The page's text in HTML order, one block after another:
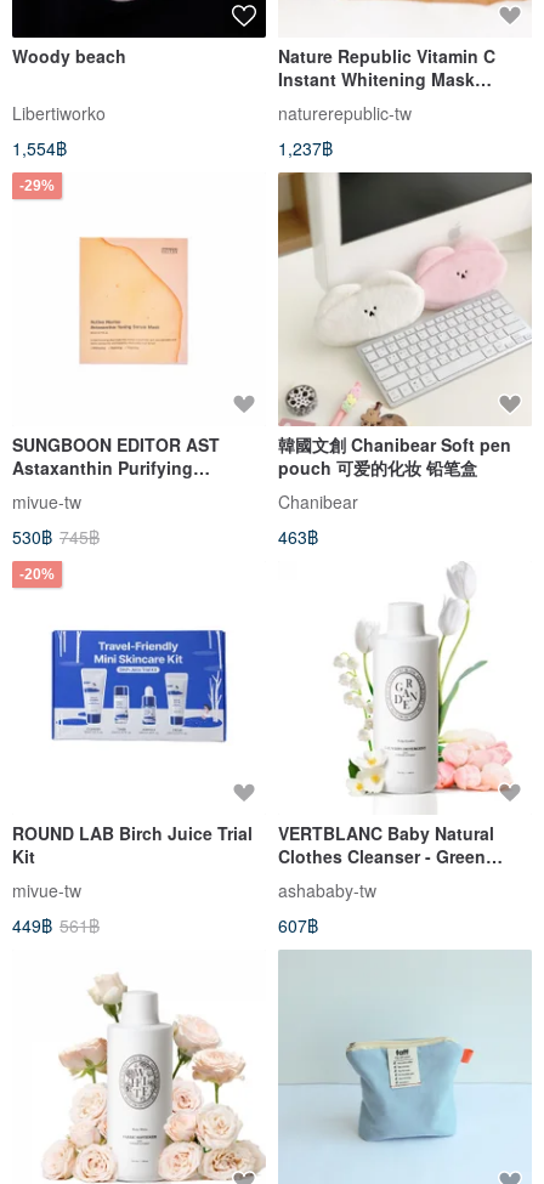
Woody beach
Libertiworko
1,554฿
Nature Republic Vitamin C
Instant Whitening Mask
Brightening Vitamin C Mask
10 pieces
naturerepublic-tw
1,237฿
-29%
SUNGBOON EDITOR AST
Astaxanthin Purifying
Essence Mask - Pack of 5
mivue-tw
530฿ 745฿
韓國文創 Chanibear Soft pen
pouch 可爱的化妆 铅笔盒
Chanibear
463฿
-20%
ROUND LAB Birch Juice Trial
Kit
mivue-tw
449฿ 561฿
VERTBLANC Baby Natural
Clothes Cleanser - Green
Fragrance (1000ml)
ashababy-tw
607฿